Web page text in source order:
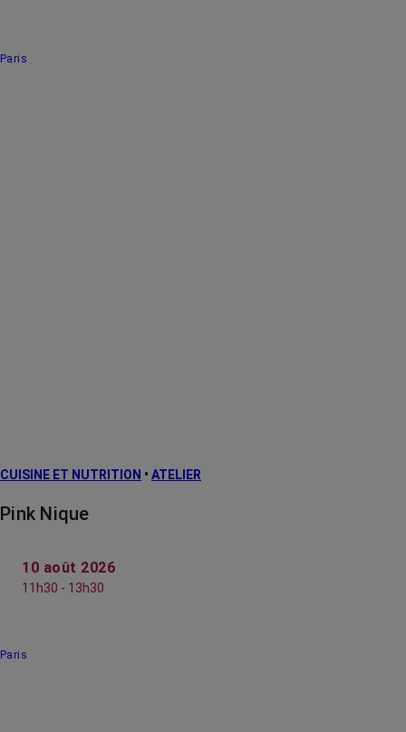
Paris
CUISINE ET NUTRITION • ATELIER
Pink Nique
10 août 2026
11h30 - 13h30
Paris